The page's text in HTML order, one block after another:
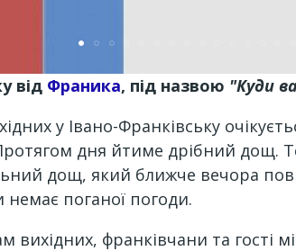
від Франика, під назвою "Куди
у Івано-Франківську
дня йтиме дрібний дощ.
дощ, який ближче вечора
поганої погоди.
вихідних, франківчани та гості